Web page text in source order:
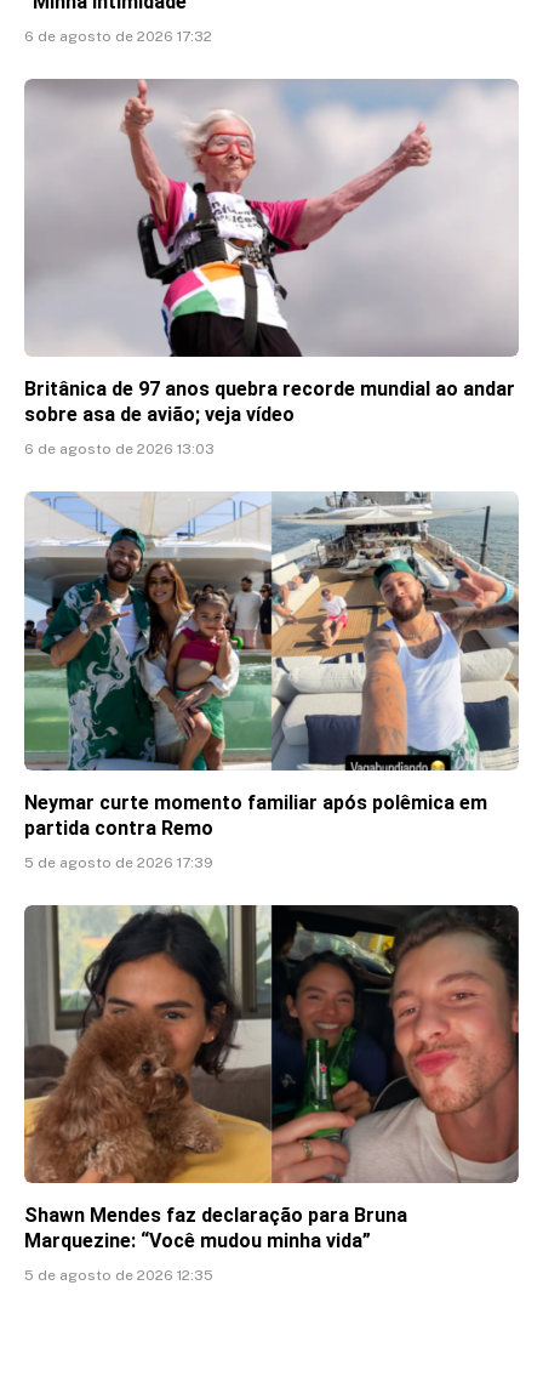
6 de agosto de 2026 17:32
Britânica de 97 anos quebra recorde mundial ao andar
sobre asa de avião; veja vídeo
6 de agosto de 2026 13:03
Neymar curte momento familiar após polêmica em
partida contra Remo
5 de agosto de 2026 17:39
Shawn Mendes faz declaração para Bruna
Marquezine: “Você mudou minha vida”
5 de agosto de 2026 12:35